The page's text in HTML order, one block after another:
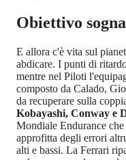
Obiettivo
E allora c'è vita sul
abdicare. I punti di
mentre nel Piloti
composto da Calado,
da recuperare sulla
Kobayashi, Conway e
Mondiale Endurance
approfitta degli errori
alti e bassi. La Ferrari